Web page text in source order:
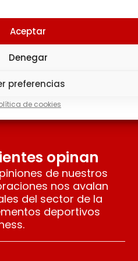
Aceptar
Denegar
preferencias
de cookies
OATMASH 2 KG
14.30
Seleccionar opciones
opinan
de nuestros
nos avalan
del sector de la
deportivos